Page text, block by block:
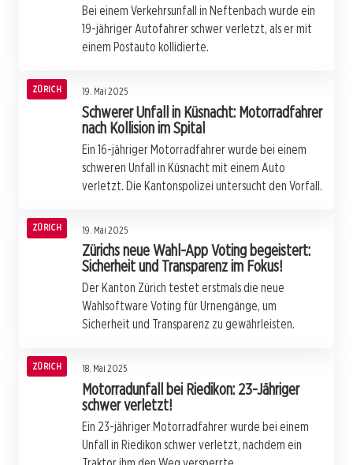
Bei einem Verkehrsunfall in Neftenbach wurde ein
19-jähriger Autofahrer schwer verletzt, als er mit
einem Postauto kollidierte.
ZÜRICH 19. Mai 2025
Schwerer Unfall in Küsnacht: Motorradfahrer
nach Kollision im Spital
Ein 16-jähriger Motorradfahrer wurde bei einem
schweren Unfall in Küsnacht mit einem Auto
verletzt. Die Kantonspolizei untersucht den Vorfall.
ZÜRICH 19. Mai 2025
Zürichs neue Wahl-App Voting begeistert:
Sicherheit und Transparenz im Fokus!
Der Kanton Zürich testet erstmals die neue
Wahlsoftware Voting für Urnengänge, um
Sicherheit und Transparenz zu gewährleisten.
ZÜRICH 18. Mai 2025
Motorradunfall bei Riedikon: 23-Jähriger
schwer verletzt!
Ein 23-jähriger Motorradfahrer wurde bei einem
Unfall in Riedikon schwer verletzt, nachdem ein